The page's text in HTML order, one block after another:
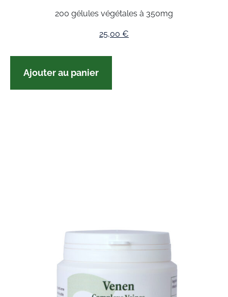
200 gélules végétales à 350mg
25,00 €
Ajouter au panier